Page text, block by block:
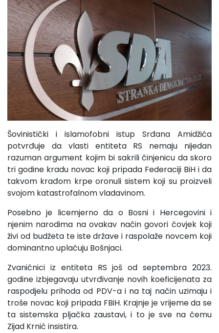
Šovinistički i islamofobni istup Srđana Amidžića
potvrđuje da vlasti entiteta RS nemaju nijedan
razuman argument kojim bi sakrili činjenicu da skoro
tri godine kradu novac koji pripada Federaciji BiH i da
takvom krađom krpe oronuli sistem koji su proizveli
svojom katastrofalnom vladavinom.
Posebno je licemjerno da o Bosni i Hercegovini i
njenim narodima na ovakav način govori čovjek koji
živi od budžeta te iste države i raspolaže novcem koji
dominantno uplaćuju Bošnjaci.
Zvaničnici iz entiteta RS još od septembra 2023.
godine izbjegavaju utvrđivanje novih koeficijenata za
raspodjelu prihoda od PDV-a i na taj način uzimaju i
troše novac koji pripada FBiH. Krajnje je vrijeme da se
ta sistemska pljačka zaustavi, i to je sve na čemu
Zijad Krnić insistira.